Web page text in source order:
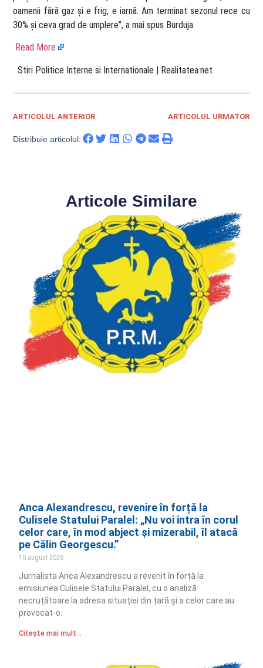
oamenii fără gaz şi e frig, e iarnă. Am terminat sezonul rece cu
30% şi ceva grad de umplere”, a mai spus Burduja.
Read More
​ Stiri Politice Interne si Internationale | Realitatea.net
ARTICOLUL ANTERIOR ARTICOLUL URMATOR
Distribuie articolul:
Articole Similare
Anca Alexandrescu, revenire în forță la
Culisele Statului Paralel: „Nu voi intra în corul
celor care, în mod abject și mizerabil, îl atacă
pe Călin Georgescu.”
10 august 2026
Jurnalista Anca Alexandrescu a revenit în forță la
emisiunea Culisele Statului Paralel, cu o analiză
necruțătoare la adresa situației din țară și a celor care au
provocat-o.
Citește mai mult ..